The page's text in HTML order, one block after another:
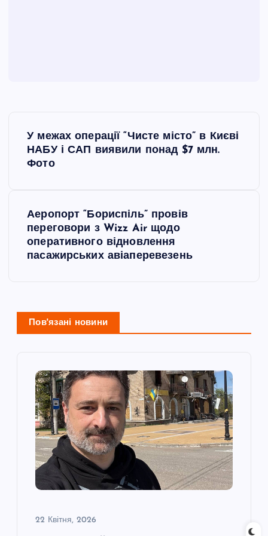
У межах операції “Чисте місто” в Києві
НАБУ і САП виявили понад $7 млн.
Фото
Аеропорт “Бориспіль” провів
переговори з Wizz Air щодо
оперативного відновлення
пасажирських авіаперевезень
Пов'язані новини
22 Квітня, 2026